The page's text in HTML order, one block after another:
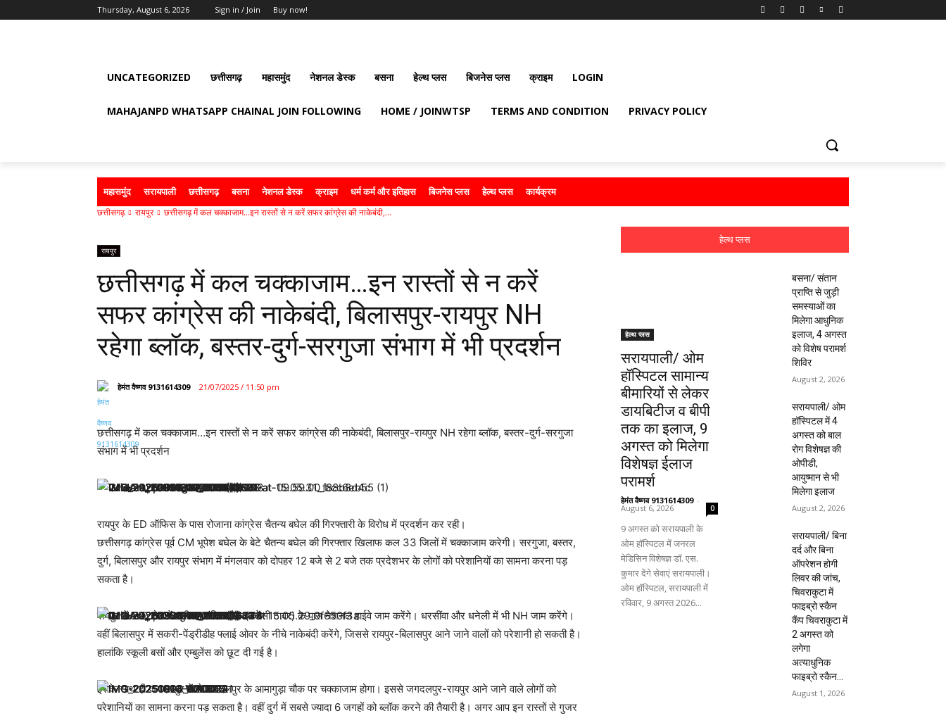
Thursday, August 6, 2026 Sign in / Join Buy now!
UNCATEGORIZED छत्तीसगढ़ महासमुंद नेशनल डेस्क बसना हेल्थ प्लस बिजनेस प्लस क्राइम LOGIN
MAHAJANPD WHATSAPP CHAINAL JOIN FOLLOWING HOME / JOINWTSP TERMS AND CONDITION PRIVACY POLICY
महासमुंद सरायपाली छत्तीसगढ़ बसना नेशनल डेस्क क्राइम धर्म कर्म और इतिहास बिजनेस प्लस हेल्थ प्लस कार्यक्रम
छत्तीसगढ़ रायपुर छत्तीसगढ़ में कल चक्काजाम...इन रास्तों से न करें सफर कांग्रेस की नाकेबंदी,...
रायपुर
छत्तीसगढ़ में कल चक्काजाम…इन रास्तों से न करें
सफर कांग्रेस की नाकेबंदी, बिलासपुर-रायपुर NH
रहेगा ब्लॉक, बस्तर-दुर्ग-सरगुजा संभाग में भी प्रदर्शन
हेमंत वैष्णव 9131614309 21/07/2025 / 11:50 pm
छत्तीसगढ़ में कल चक्काजाम…इन रास्तों से न करें सफर कांग्रेस की नाकेबंदी, बिलासपुर-रायपुर NH रहेगा ब्लॉक, बस्तर-दुर्ग-सरगुजा
संभाग में भी प्रदर्शन
रायपुर के ED ऑफिस के पास रोजाना कांग्रेस चैतन्य बघेल की गिरफ्तारी के विरोध में प्रदर्शन कर रही।
छत्तीसगढ़ कांग्रेस पूर्व CM भूपेश बघेल के बेटे चैतन्य बघेल की गिरफ्तार खिलाफ कल 33 जिलों में चक्काजाम करेगी। सरगुजा, बस्तर,
दुर्ग, बिलासपुर और रायपुर संभाग में मंगलवार को दोपहर 12 बजे से 2 बजे तक प्रदेशभर के लोगों को परेशानियों का सामना करना पड़
सकता है।
रायपुर में VIP रोड में श्रीराम मंदिर चौक (करेंसी टावर) के पास नेशनल हाईवे जाम करेंगे। धरसींवा और धनेली में भी NH जाम करेंगे।
वहीं बिलासपुर में सकरी-पेंड्रीडीह फ्लाई ओवर के नीचे नाकेबंदी करेंगे, जिससे रायपुर-बिलासपुर आने जाने वालों को परेशानी हो सकती है।
हालांकि स्कूली बसों और एम्बुलेंस को छूट दी गई है।
इसके साथ ही जगदलपुर में से जगदलपुर के आमागुड़ा चौक पर चक्काजाम होगा। इससे जगदलपुर-रायपुर आने जाने वाले लोगों को
परेशानियों का सामना करना पड़ सकता है। वहीं दुर्ग में सबसे ज्यादा 6 जगहों को ब्लॉक करने की तैयारी है। अगर आप इन रास्तों से गुजर
हेल्थ प्लस
हेल्थ प्लस
सरायपाली/ ओम
हॉस्पिटल सामान्य
बीमारियों से लेकर
डायबिटीज व बीपी
तक का इलाज, 9
अगस्त को मिलेगा
विशेषज्ञ ईलाज
परामर्श
हेमंत वैष्णव 9131614309 -
August 6, 2026 0
9 अगस्त को सरायपाली के
ओम हॉस्पिटल में जनरल
मेडिसिन विशेषज्ञ डॉ. एस.
कुमार देंगे सेवाएं सरायपाली।
ओम हॉस्पिटल, सरायपाली में
रविवार, 9 अगस्त 2026...
बसना/ संतान
प्राप्ति से जुड़ी
समस्याओं का
मिलेगा आधुनिक
इलाज, 4 अगस्त
को विशेष परामर्श
शिविर
August 2, 2026
सरायपाली/ ओम
हॉस्पिटल में 4
अगस्त को बाल
रोग विशेषज्ञ की
ओपीडी,
आयुष्मान से भी
मिलेगा इलाज
August 2, 2026
सरायपाली/ बिना
दर्द और बिना
ऑपरेशन होगी
लिवर की जांच,
चिवराकुटा में
फाइब्रो स्कैन
कैंप चिवराकुटा में
2 अगस्त को
लगेगा
अत्याधुनिक
फाइब्रो स्कैन...
August 1, 2026